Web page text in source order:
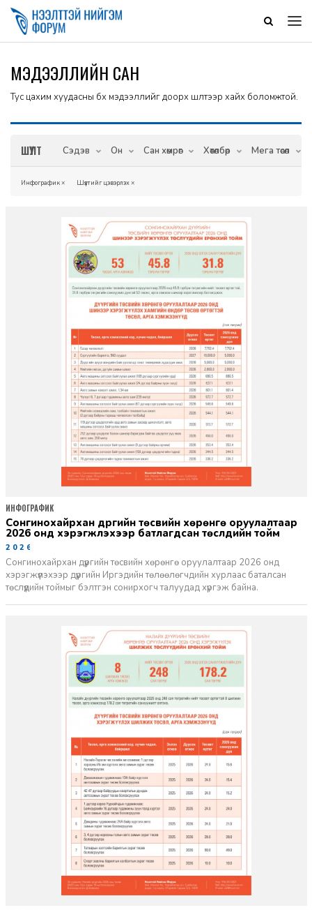
МЭДЭЭЛЛИЙН САН
Тус цахим хуудасны бүх мэдээллийг доорх шүүлтээр хайх боломжтой.
ШҮҮЛТ Сэдэв Он Сан хөмрөг Хөтөлбөр Мега төсөл
Инфографик× Шүүлтийг цэвэрлэх×
Сонгинохайрхан дүүргийн төсвийн хөрөнгө оруулалтаар
2026 онд хэрэгжүүлэхээр батлагдсан төслүүдийн тойм
2026-04-06
Сонгинохайрхан дүүргийн төсвийн хөрөнгө оруулалтаар 2026 онд
хэрэгжүүлэхээр дүүргийн Иргэдийн төлөөлөгчдийн хурлаас баталсан
төслүүдийн тоймыг бэлтгэн сонирхогч талуудад хүргэж байна.
ИНФОГРАФИК